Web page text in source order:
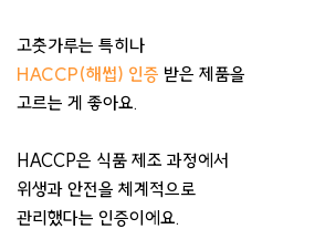
고춧가루는 특히나
HACCP(해썹) 인증 받은 제품을
고르는 게 좋아요.
HACCP은 식품 제조 과정에서
위생과 안전을 체계적으로
관리했다는 인증이에요.